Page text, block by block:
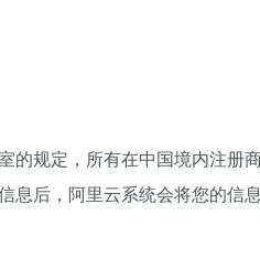
的规定，所有在中国境内注册
息后，阿里云系统会将您的信